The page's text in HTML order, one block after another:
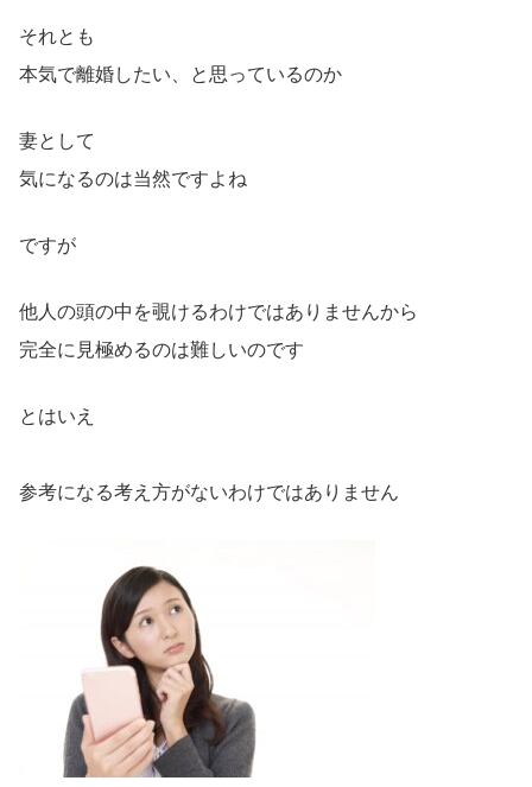
それとも
本気で離婚したい、と思っているのか
妻として
気になるのは当然ですよね
ですが
他人の頭の中を覗けるわけではありませんから
完全に見極めるのは難しいのです
とはいえ
参考になる考え方がないわけではありません